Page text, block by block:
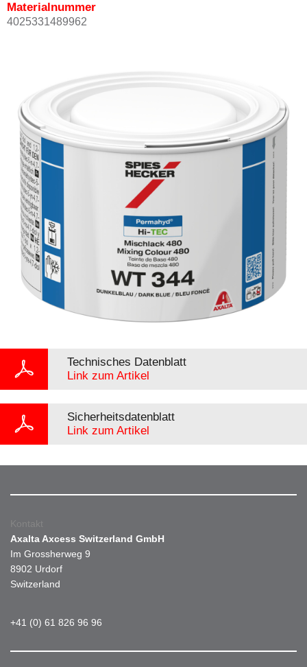
Materialnummer
4025331489962
Technisches Datenblatt
Link zum Artikel
Sicherheitsdatenblatt
Link zum Artikel
Kontakt
Axalta Axcess Switzerland GmbH
Im Grossherweg 9
8902 Urdorf
Switzerland
+41 (0) 61 826 96 96